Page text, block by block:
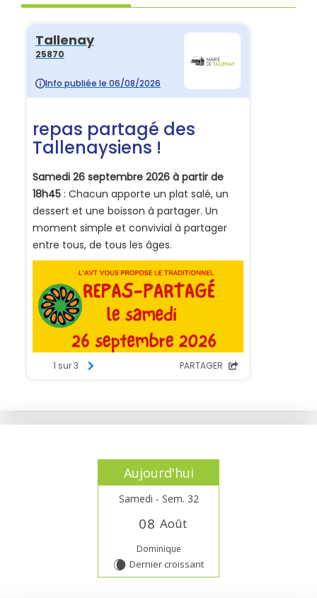
Aujourd'hui
Samedi - Sem. 32
08 Août
Dominique
W Dernier croissant